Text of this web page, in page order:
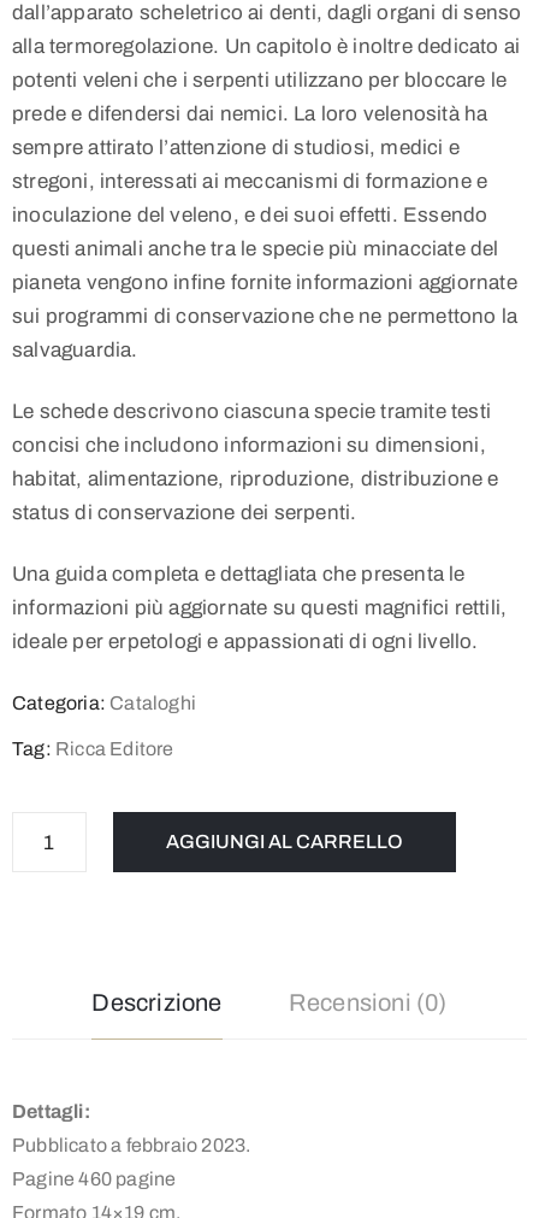
dall’apparato scheletrico ai denti, dagli organi di senso
alla termoregolazione. Un capitolo è inoltre dedicato ai
potenti veleni che i serpenti utilizzano per bloccare le
prede e difendersi dai nemici. La loro velenosità ha
sempre attirato l’attenzione di studiosi, medici e
stregoni, interessati ai meccanismi di formazione e
inoculazione del veleno, e dei suoi effetti. Essendo
questi animali anche tra le specie più minacciate del
pianeta vengono infine fornite informazioni aggiornate
sui programmi di conservazione che ne permettono la
salvaguardia.
Le schede descrivono ciascuna specie tramite testi
concisi che includono informazioni su dimensioni,
habitat, alimentazione, riproduzione, distribuzione e
status di conservazione dei serpenti.
Una guida completa e dettagliata che presenta le
informazioni più aggiornate su questi magnifici rettili,
ideale per erpetologi e appassionati di ogni livello.
Categoria: Cataloghi
Tag: Ricca Editore
AGGIUNGI AL CARRELLO
Descrizione Recensioni (0)
Dettagli:
Pubblicato a febbraio 2023.
Pagine 460 pagine
Formato 14×19 cm.